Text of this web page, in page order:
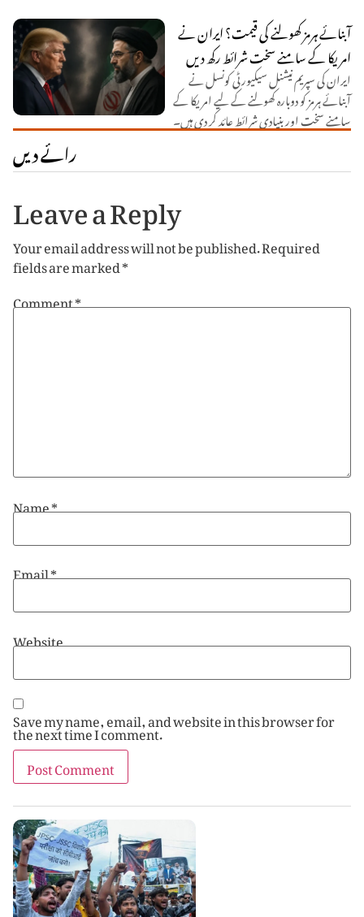
آبنائے ہرمز کھولنے کی قیمت؟ ایران نے
امریکا کے سامنے سخت شرائط رکھ دیں
ایران کی سپریم نیشنل سیکیورٹی کونسل نے
آبنائے ہرمز کو دوبارہ کھولنے کے لیے امریکا کے
سامنے سخت اور بنیادی شرائط عائد کر دی ہیں۔
رائے دیں
Leave a Reply
Your email address will not be published.Required
fields are marked*
Comment*
Name*
Email*
Website
Save my name, email, and website in this browser for
the next time I comment.